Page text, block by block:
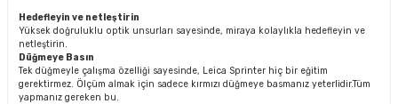
Hedefleyin ve netleştirin
Yüksek doğruluklu optik unsurları sayesinde, miraya kolaylıkla hedefleyin ve
netleştirin.
Düğmeye Basın
Tek düğmeyle çalışma özelliği sayesinde, Leica Sprinter hiç bir eğitim
gerektirmez. Ölçüm almak için sadece kırmızı düğmeye basmanız yeterlidir.Tüm
yapmanız gereken bu.